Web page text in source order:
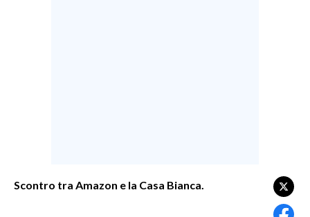
Scontro tra Amazon e la Casa Bianca.